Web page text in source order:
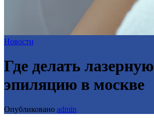
Новости
Где делать лазерную
эпиляцию в москве
Опубликовано admin